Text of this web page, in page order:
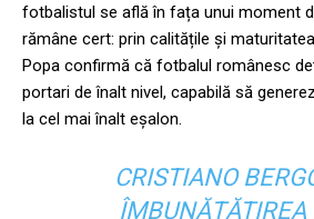
fotbalistul se află în fața unui moment
rămâne cert: prin calitățile și
Popa confirmă că fotbalul românesc
portari de înalt nivel, capabilă să
la cel mai înalt eșalon.
CRISTIANO
ÎMBUNĂTĂȚIREA